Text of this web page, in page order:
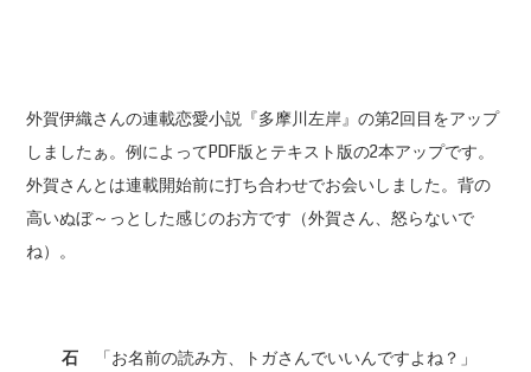
外賀伊織さんの連載恋愛小説『多摩川左岸』の第2回目をアップ
しましたぁ。例によってPDF版とテキスト版の2本アップです。
外賀さんとは連載開始前に打ち合わせでお会いしました。背の
高いぬぼ～っとした感じのお方です（外賀さん、怒らないで
ね）。
石 「お名前の読み方、トガさんでいいんですよね？」